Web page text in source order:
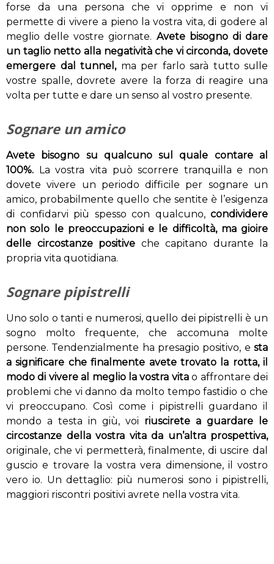
forse da una persona che vi opprime e non vi
permette di vivere a pieno la vostra vita, di godere al
meglio delle vostre giornate. Avete bisogno di dare
un taglio netto alla negatività che vi circonda, dovete
emergere dal tunnel,ma per farlo sarà tutto sulle
vostre spalle, dovrete avere la forza di reagire una
volta per tutte e dare un senso al vostro presente.
Sognare un amico
Avete bisogno su qualcuno sul quale contare al
100%.
La vostra vita può scorrere tranquilla e non
dovete vivere un periodo difficile per sognare un
amico, probabilmente quello che sentite è l’esigenza
di confidarvi più spesso con qualcuno, condividere
non solo le preoccupazioni e le difficoltà, ma gioire
delle circostanze positive che capitano durante la
propria vita quotidiana.
Sognare pipistrelli
Uno solo o tanti e numerosi, quello dei pipistrelli è un
sogno molto frequente, che accomuna molte
persone. Tendenzialmente ha presagio positivo, e sta
a significare che finalmente avete trovato la rotta, il
modo di vivere al meglio la vostra vitao affrontare dei
problemi che vi danno da molto tempo fastidio o che
vi preoccupano. Così come i pipistrelli guardano il
mondo a testa in giù, voi riuscirete a guardare le
circostanze della vostra vita da un’altra prospettiva,
originale, che vi permetterà, finalmente, di uscire dal
guscio e trovare la vostra vera dimensione, il vostro
vero io. Un dettaglio: più numerosi sono i pipistrelli,
maggiori riscontri positivi avrete nella vostra vita.